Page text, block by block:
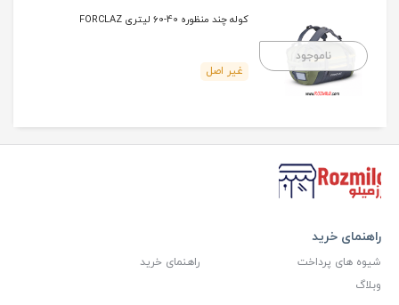
ناموجود
کوله چند منظوره 40-60 لیتری FORCLAZ
غیر اصل
راهنمای خرید
شیوه های پرداخت
راهنمای خرید
وبلاگ